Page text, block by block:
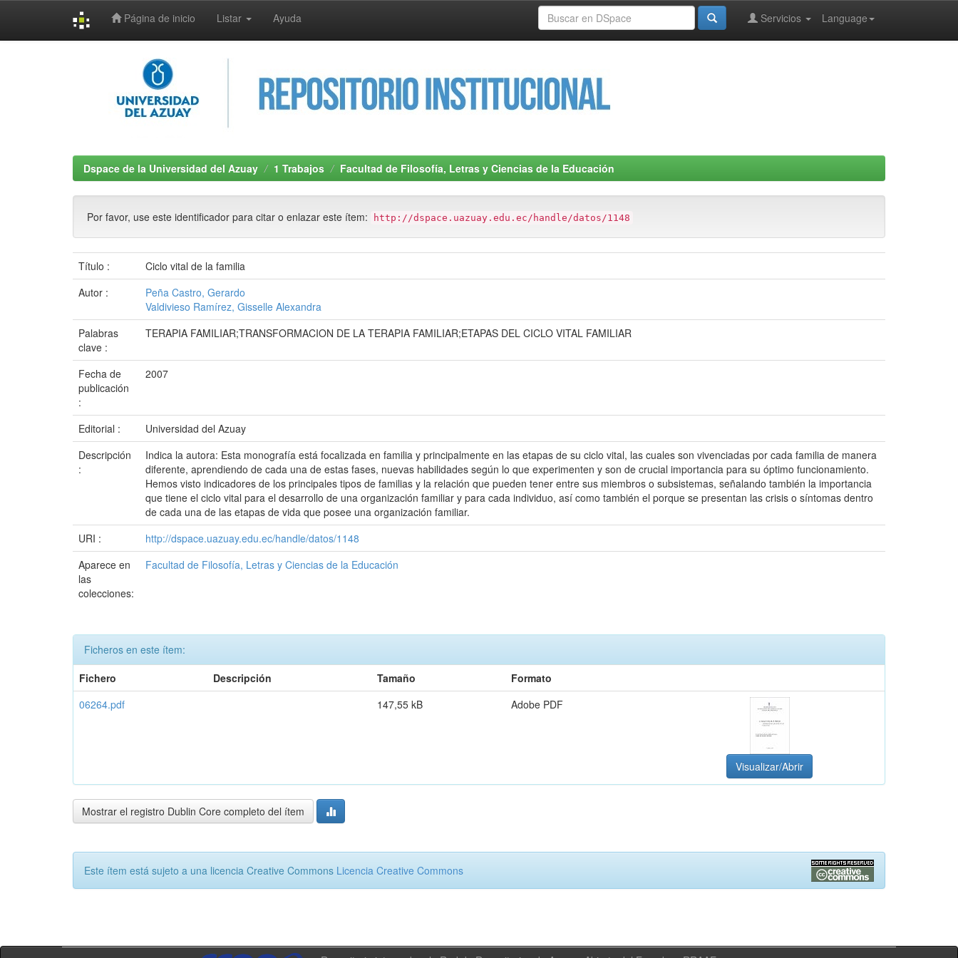
Página de inicio Listar Ayuda Language
Servicios
Dspace de la Universidad del Azuay 1 Trabajos Facultad de Filosofía, Letras y Ciencias de la Educación
Por favor, use este identificador para citar o enlazar este ítem: http://dspace.uazuay.edu.ec/handle/datos/1148
Título :
Ciclo vital de la familia
Autor :
Peña Castro, Gerardo
Valdivieso Ramírez, Gisselle Alexandra
Palabras
clave :
TERAPIA FAMILIAR;TRANSFORMACION DE LA TERAPIA FAMILIAR;ETAPAS DEL CICLO VITAL FAMILIAR
Fecha de
publicación
:
2007
Editorial :
Universidad del Azuay
Descripción
:
Indica la autora: Esta monografía está focalizada en familia y principalmente en las etapas de su ciclo vital, las cuales son vivenciadas por cada familia de manera
diferente, aprendiendo de cada una de estas fases, nuevas habilidades según lo que experimenten y son de crucial importancia para su óptimo funcionamiento.
Hemos visto indicadores de los principales tipos de familias y la relación que pueden tener entre sus miembros o subsistemas, señalando también la importancia
que tiene el ciclo vital para el desarrollo de una organización familiar y para cada individuo, así como también el porque se presentan las crisis o síntomas dentro
de cada una de las etapas de vida que posee una organización familiar.
URI :
http://dspace.uazuay.edu.ec/handle/datos/1148
Aparece en
las
colecciones:
Facultad de Filosofía, Letras y Ciencias de la Educación
Ficheros en este ítem:
Fichero
Descripción Tamaño
Formato
06264.pdf
147,55 kB Adobe PDF
Visualizar/Abrir
Mostrar el registro Dublin Core completo del ítem
Este ítem está sujeto a una licencia Creative Commons Licencia Creative Commons